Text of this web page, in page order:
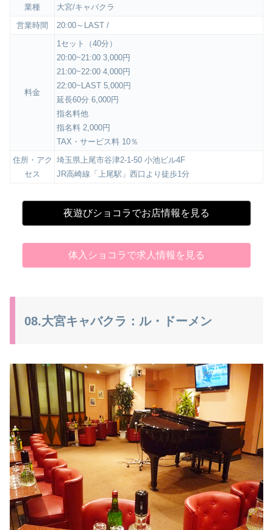
業種
大宮/キャバクラ
営業時間
20:00～LAST /
料金
1セット（40分）
20:00~21:00 3,000円
21:00~22:00 4,000円
22:00~LAST 5,000円
延長60分 6,000円
指名料他
指名料 2,000円
TAX・サービス料 10％
住所・アク
セス
埼玉県上尾市谷津2-1-50 小池ビル4F
JR高崎線「上尾駅」西口より徒歩1分
夜遊びショコラでお店情報を見る
体入ショコラで求人情報を見る
08.大宮キャバクラ：ル・ドーメン